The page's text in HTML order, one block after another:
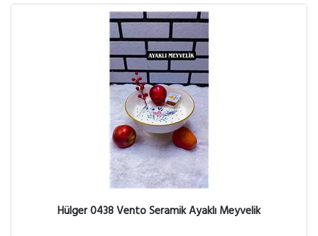
Hülger 0438 Vento Seramik Ayaklı Meyvelik